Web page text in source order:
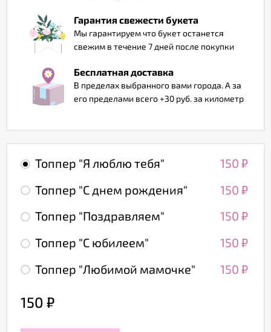
Гарантия свежести букета
Мы гарантируем что букет останется
свежим в течение 7 дней после покупки
Бесплатная доставка
В пределах выбранного вами города. А за
его пределами всего +30 руб. за километр
Топпер "Я люблю тебя" 150 ₽
Топпер "С днем рождения"
150 ₽
Топпер "Поздравляем"
150 ₽
Топпер "С юбилеем"
150 ₽
Топпер "Любимой мамочке"
150 ₽
150 ₽